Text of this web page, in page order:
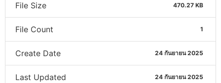
File Size 470.27 KB
File Count 1
Create Date 24 กันยายน 2025
Last Updated 24 กันยายน 2025